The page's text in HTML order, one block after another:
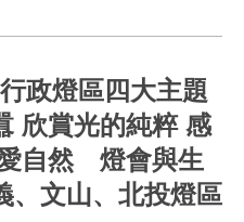
政燈區四大主題
欣賞光的純粹 感
自然 燈會與生
、文山、北投燈區